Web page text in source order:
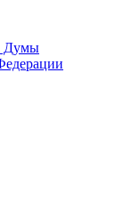
Думы